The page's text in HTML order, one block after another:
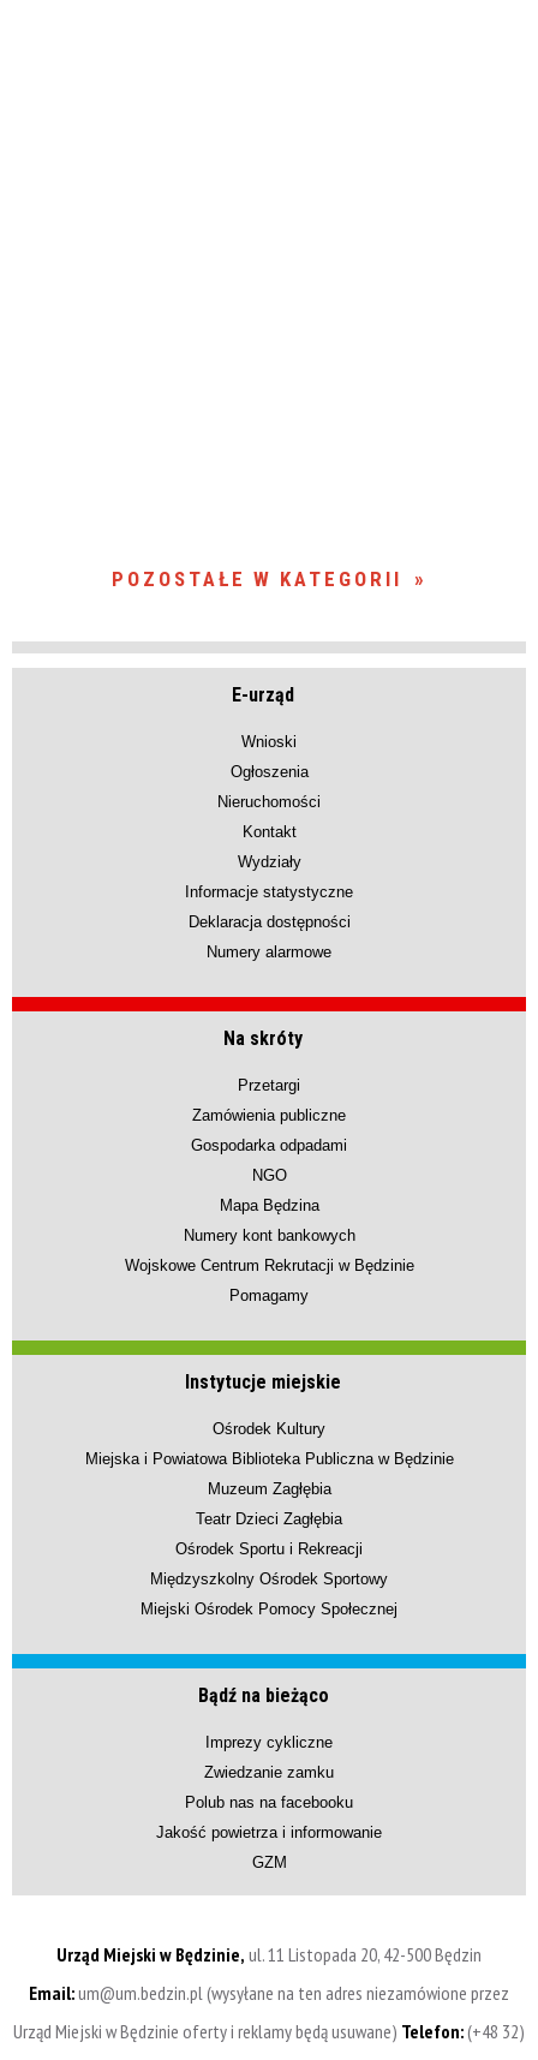
POZOSTAŁE W KATEGORII
E-urząd
Wnioski
Ogłoszenia
Nieruchomości
Kontakt
Wydziały
Informacje statystyczne
Deklaracja dostępności
Numery alarmowe
Na skróty
Przetargi
Zamówienia publiczne
Gospodarka odpadami
NGO
Mapa Będzina
Numery kont bankowych
Wojskowe Centrum Rekrutacji w Będzinie
Pomagamy
Instytucje miejskie
Ośrodek Kultury
Miejska i Powiatowa Biblioteka Publiczna w Będzinie
Muzeum Zagłębia
Teatr Dzieci Zagłębia
Ośrodek Sportu i Rekreacji
Międzyszkolny Ośrodek Sportowy
Miejski Ośrodek Pomocy Społecznej
Bądź na bieżąco
Imprezy cykliczne
Zwiedzanie zamku
Polub nas na facebooku
Jakość powietrza i informowanie
GZM
Urząd Miejski w Będzinie, ul. 11 Listopada 20, 42-500 Będzin
Email:um@um.bedzin.pl (wysyłane na ten adres niezamówione przez
Urząd Miejski w Będzinie oferty i reklamy będą usuwane) Telefon:(+48 32)